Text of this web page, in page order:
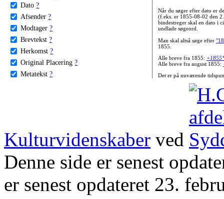
Dato ?
Afsender ?
Modtager ?
Brevtekst ?
Herkomst ?
Original Placering ?
Metatekst ?
Når du søger efter dato er
(f.eks. er 1855-08-02 den
bindestreger skal en dato i
undlade søgeord.
Man skal altså søge efter
1855.
Alle breve fra 1855:
Alle breve fra august 1855:
Det er på nuværende
Kulturvidenskaber ved
Denne side er senest
er senest opdateret 23.